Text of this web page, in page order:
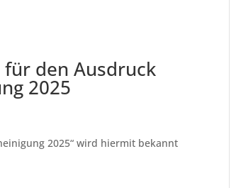
den Ausdruck
2025
2025“ wird hiermit bekannt